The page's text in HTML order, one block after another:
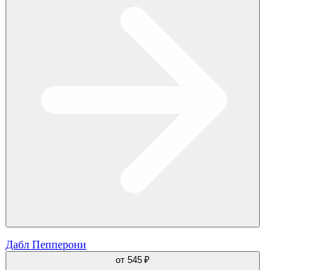
Дабл Пепперони
от 545 ₽